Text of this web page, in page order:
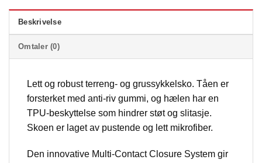
Beskrivelse
Omtaler (0)
Lett og robust terreng- og grussykkelsko. Tåen er
forsterket med anti-riv gummi, og hælen har en
TPU-beskyttelse som hindrer støt og slitasje.
Skoen er laget av pustende og lett mikrofiber.
Den innovative Multi-Contact Closure System gir